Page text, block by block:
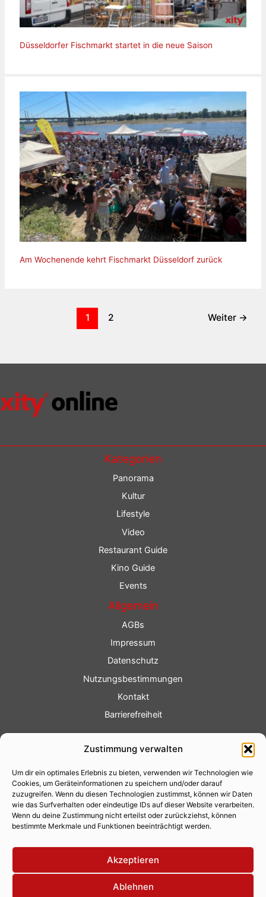
Zustimmung verwalten
Um dir ein optimales Erlebnis zu bieten, verwenden wir Technologien wie
Cookies, um Geräteinformationen zu speichern und/oder darauf
zuzugreifen. Wenn du diesen Technologien zustimmst, können wir Daten
wie das Surfverhalten oder eindeutige IDs auf dieser Website verarbeiten.
Wenn du deine Zustimmung nicht erteilst oder zurückziehst, können
bestimmte Merkmale und Funktionen beeinträchtigt werden.
Akzeptieren
Ablehnen
Düsseldorfer Fischmarkt startet in die neue Saison
Am Wochenende kehrt Fischmarkt Düsseldorf zurück
1 2 Weiter →
Kategorien
Panorama
Kultur
Lifestyle
Video
Restaurant Guide
Kino Guide
Events
Allgemein
AGBs
Impressum
Datenschutz
Nutzungsbestimmungen
Kontakt
Barrierefreiheit
Fotoservice
Videoservice
Werbung
Contenterstellung
Lokalnachrichten
Lokalfernsehen
Eventkalender